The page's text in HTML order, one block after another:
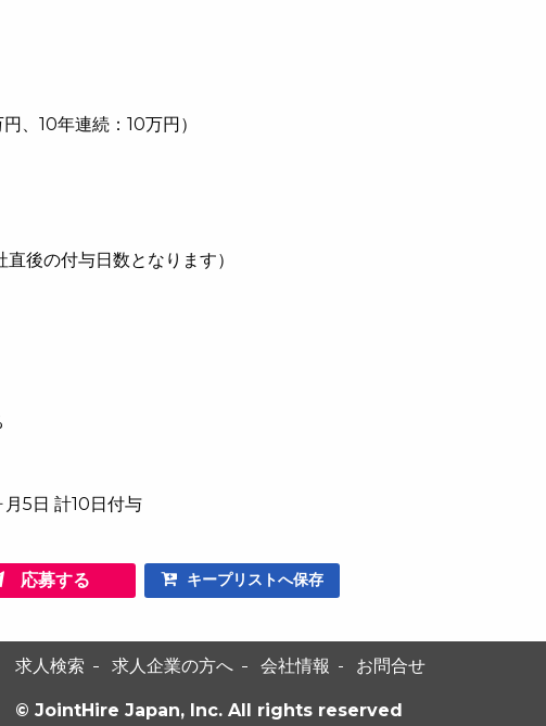
、10年連続：10万円）
後の付与日数となります）
5日 計10日付与
応募する キープリストへ保存
求人検索 求人企業の方へ 会社情報 お問合せ
© JointHire Japan, Inc. All rights reserved